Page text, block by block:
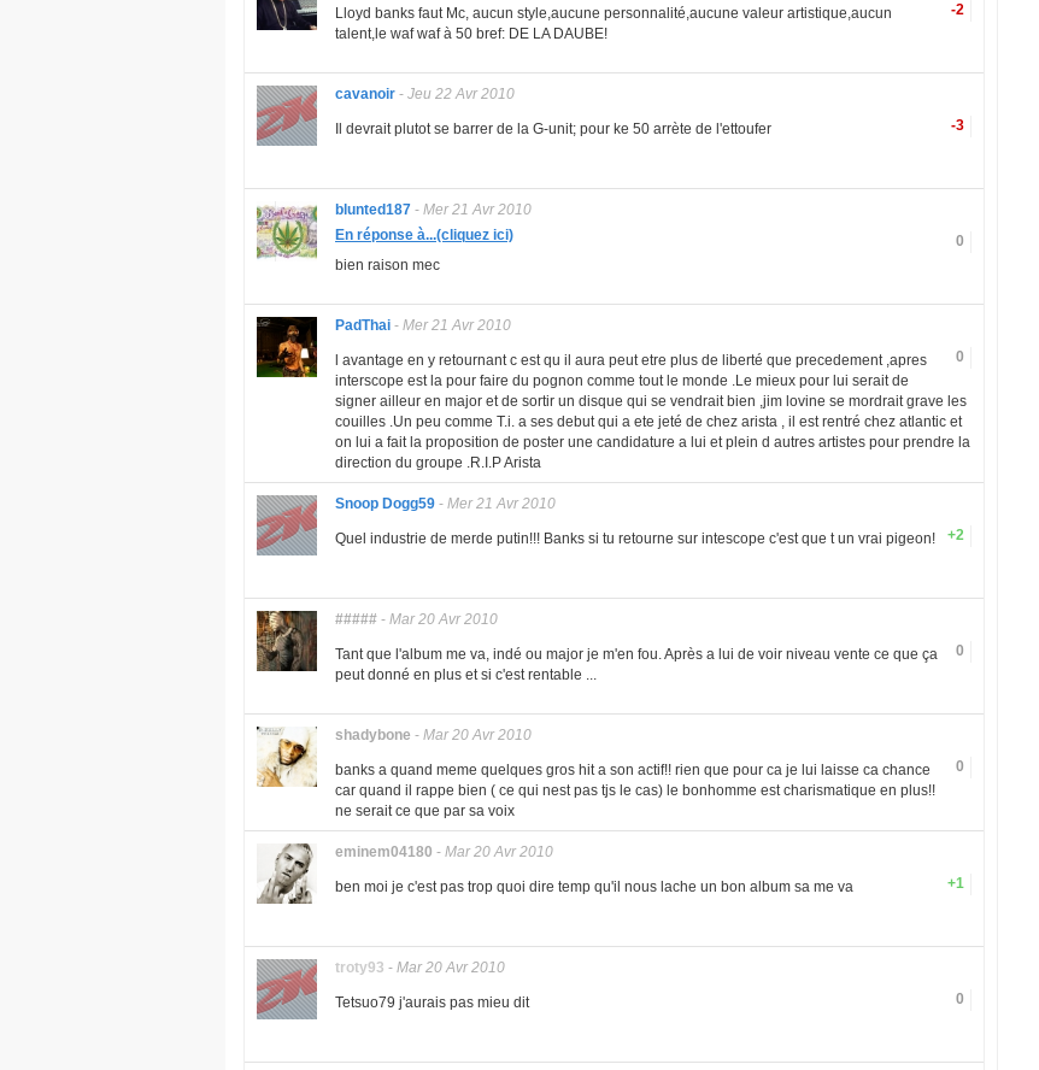
-2
Lloyd banks faut Mc, aucun style,aucune personnalité,aucune valeur artistique,aucun
talent,le waf waf à 50 bref: DE LA DAUBE!
cavanoir - Jeu 22 Avr 2010
-3
Il devrait plutot se barrer de la G-unit; pour ke 50 arrète de l'ettoufer
blunted187 - Mer 21 Avr 2010
0
En réponse à...(cliquez ici)
bien raison mec
PadThai - Mer 21 Avr 2010
0
l avantage en y retournant c est qu il aura peut etre plus de liberté que precedement ,apres
interscope est la pour faire du pognon comme tout le monde .Le mieux pour lui serait de
signer ailleur en major et de sortir un disque qui se vendrait bien ,jim lovine se mordrait grave les
couilles .Un peu comme T.i. a ses debut qui a ete jeté de chez arista , il est rentré chez atlantic et
on lui a fait la proposition de poster une candidature a lui et plein d autres artistes pour prendre la
direction du groupe .R.I.P Arista
Snoop Dogg59 - Mer 21 Avr 2010
+2
Quel industrie de merde putin!!! Banks si tu retourne sur intescope c'est que t un vrai pigeon!
##### - Mar 20 Avr 2010
0
Tant que l'album me va, indé ou major je m'en fou. Après a lui de voir niveau vente ce que ça
peut donné en plus et si c'est rentable ...
shadybone - Mar 20 Avr 2010
0
banks a quand meme quelques gros hit a son actif!! rien que pour ca je lui laisse ca chance
car quand il rappe bien ( ce qui nest pas tjs le cas) le bonhomme est charismatique en plus!!
ne serait ce que par sa voix
eminem04180 - Mar 20 Avr 2010
+1
ben moi je c'est pas trop quoi dire temp qu'il nous lache un bon album sa me va
troty93 - Mar 20 Avr 2010
0
Tetsuo79 j'aurais pas mieu dit